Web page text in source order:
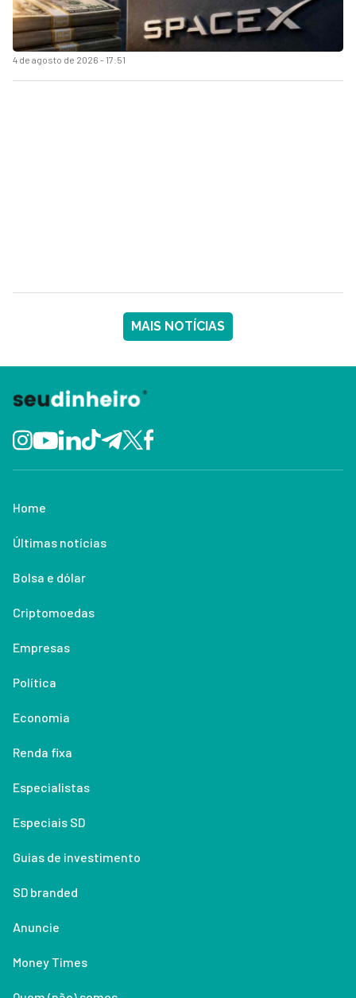
4 de agosto de 2026 - 17:51
MAIS NOTÍCIAS
Home
Últimas notícias
Bolsa e dólar
Criptomoedas
Empresas
Política
Economia
Renda fixa
Especialistas
Especiais SD
Guias de investimento
SD branded
Anuncie
Money Times